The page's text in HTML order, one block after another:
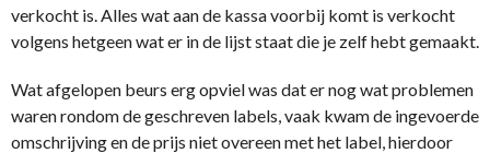
verkocht is. Alles wat aan de kassa voorbij komt is verkocht
volgens hetgeen wat er in de lijst staat die je zelf hebt gemaakt.
Wat afgelopen beurs erg opviel was dat er nog wat problemen
waren rondom de geschreven labels, vaak kwam de ingevoerde
omschrijving en de prijs niet overeen met het label, hierdoor